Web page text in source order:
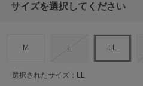
サイズを選択してください
M L LL
選択されたサイズ：LL